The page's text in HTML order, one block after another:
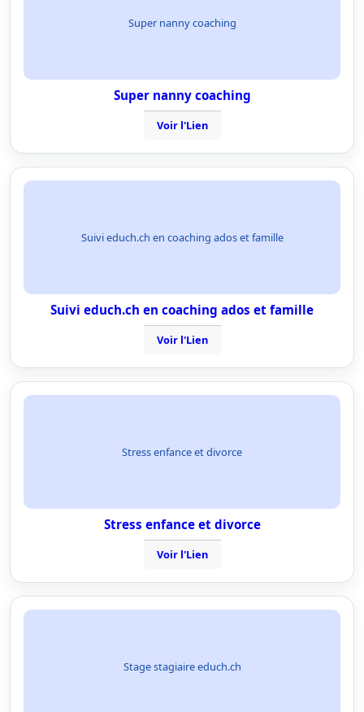
Super nanny coaching
Super nanny coaching
Voir l'Lien
Suivi educh.ch en coaching ados et famille
Suivi educh.ch en coaching ados et famille
Voir l'Lien
Stress enfance et divorce
Stress enfance et divorce
Voir l'Lien
Stage stagiaire educh.ch